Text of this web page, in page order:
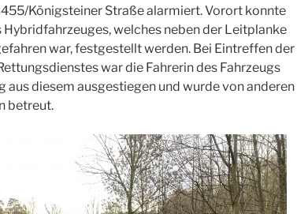
Königsteiner Straße alarmiert. Vorort konnte
Hybridfahrzeuges, welches neben der Leitplanke
war, festgestellt werden. Bei Eintreffen der
war die Fahrerin des Fahrzeugs
aus diesem ausgestiegen und wurde von anderen
betreut.